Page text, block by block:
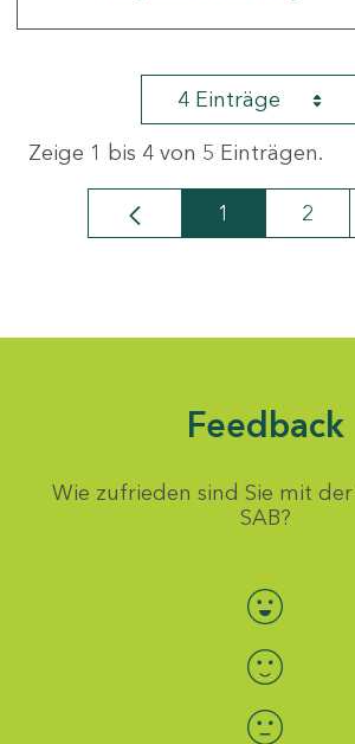
4 Einträge
Zeige 1 bis 4 von 5 Einträgen.
Seite
1 Seite
2
Feedback
Wie zufrieden sind Sie mit
SAB?
Bewertung